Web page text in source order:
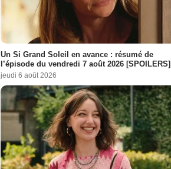
Un Si Grand Soleil en avance : résumé de
l’épisode du vendredi 7 août 2026 [SPOILERS]
jeudi 6 août 2026